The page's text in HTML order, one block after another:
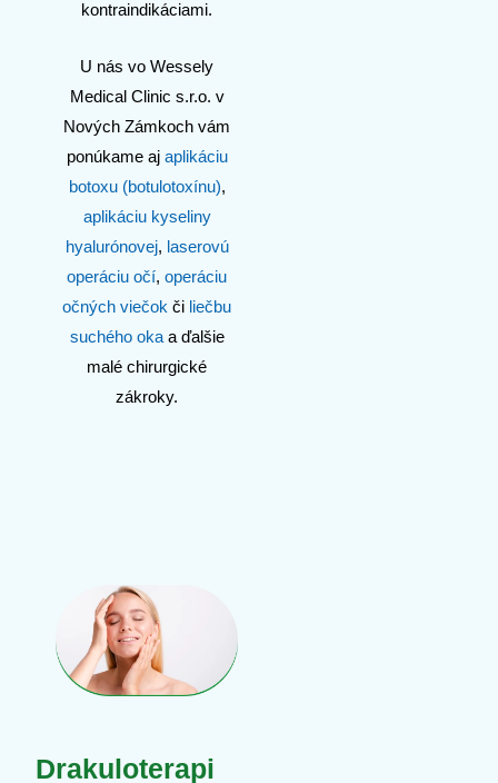
kontraindikáciami.
U nás vo Wessely
Medical Clinic s.r.o. v
Nových Zámkoch vám
ponúkame aj aplikáciu
botoxu (botulotoxínu),
aplikáciu kyseliny
hyalurónovej, laserovú
operáciu očí, operáciu
očných viečok či liečbu
suchého okaa ďalšie
malé chirurgické
zákroky.
Drakuloterapi